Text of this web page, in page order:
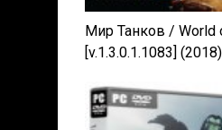
Мир Танков / World
[v.1.3.0.1.1083]